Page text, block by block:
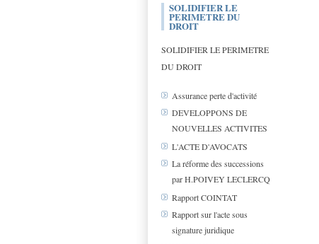
SOLIDIFIER LE
PERIMETRE DU
DROIT
SOLIDIFIER LE PERIMETRE
DU DROIT
Assurance perte d'activité
DEVELOPPONS DE
NOUVELLES ACTIVITES
L'ACTE D'AVOCATS
La réforme des successions
par H.POIVEY LECLERCQ
Rapport COINTAT
Rapport sur l'acte sous
signature juridique